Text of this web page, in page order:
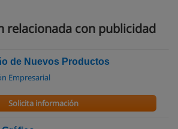
relacionada con publicidad
de Nuevos Productos
Empresarial
Solicita información